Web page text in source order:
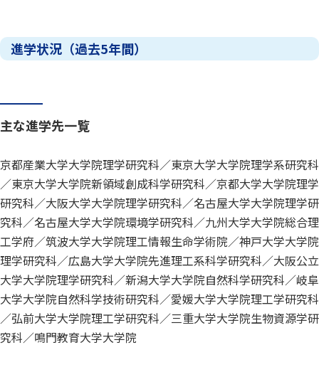
進学状況（過去5年間）
主な進学先一覧
京都産業大学大学院理学研究科／東京大学大学院理学系研究科
／東京大学大学院新領域創成科学研究科／京都大学大学院理学
研究科／大阪大学大学院理学研究科／名古屋大学大学院理学研
究科／名古屋大学大学院環境学研究科／九州大学大学院総合理
工学府／筑波大学大学院理工情報生命学術院／神戸大学大学院
理学研究科／広島大学大学院先進理工系科学研究科／大阪公立
大学大学院理学研究科／新潟大学大学院自然科学研究科／岐阜
大学大学院自然科学技術研究科／愛媛大学大学院理工学研究科
／弘前大学大学院理工学研究科／三重大学大学院生物資源学研
究科／鳴門教育大学大学院